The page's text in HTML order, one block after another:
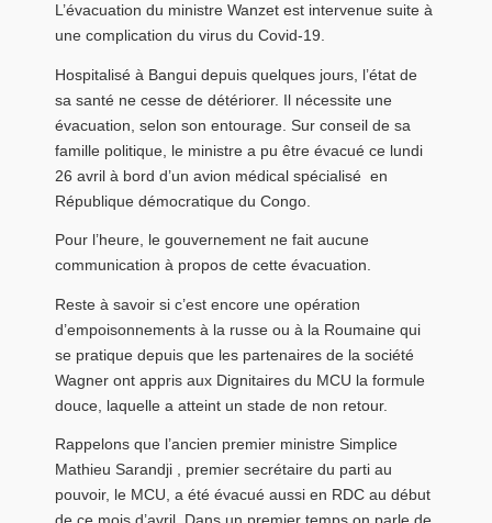
L’évacuation du ministre Wanzet est intervenue suite à
une complication du virus du Covid-19.
Hospitalisé à Bangui depuis quelques jours, l’état de
sa santé ne cesse de détériorer. Il nécessite une
évacuation, selon son entourage. Sur conseil de sa
famille politique, le ministre a pu être évacué ce lundi
26 avril à bord d’un avion médical spécialisé en
République démocratique du Congo.
Pour l’heure, le gouvernement ne fait aucune
communication à propos de cette évacuation.
Reste à savoir si c’est encore une opération
d’empoisonnements à la russe ou à la Roumaine qui
se pratique depuis que les partenaires de la société
Wagner ont appris aux Dignitaires du MCU la formule
douce, laquelle a atteint un stade de non retour.
Rappelons que l’ancien premier ministre Simplice
Mathieu Sarandji , premier secrétaire du parti au
pouvoir, le MCU, a été évacué aussi en RDC au début